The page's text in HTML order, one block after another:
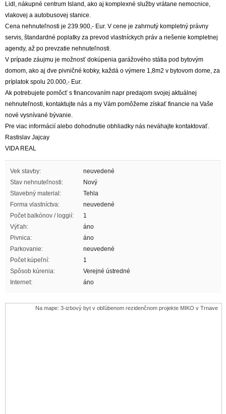
Lidl, nákupné centrum Island, ako aj komplexné služby vrátane nemocnice,
vlakovej a autobusovej stanice.
Cena nehnuteľnosti je 239.900,- Eur. V cene je zahrnutý kompletný právny
servis, štandardné poplatky za prevod vlastníckych práv a riešenie kompletnej
agendy, až po prevzatie nehnuteľnosti.
V prípade záujmu je možnosť dokúpenia garážového státia pod bytovým
domom, ako aj dve pivničné kobky, každá o výmere 1,8m2 v bytovom dome, za
príplatok spolu 20.000,- Eur.
Ak potrebujete pomôcť s financovaním napr predajom svojej aktuálnej
nehnuteľnosti, kontaktujte nás a my Vám pomôžeme získať financie na Vaše
nové vysnívané bývanie.
Pre viac informácií alebo dohodnutie obhliadky nás neváhajte kontaktovať.
Rastislav Jajcay
VIDA REAL
Vek stavby:
neuvedené
Stav nehnuteľnosti:
Nový
Stavebný material:
Tehla
Forma vlastníctva:
neuvedené
Počet balkónov / loggií:
1
Výťah:
áno
Pivnica:
áno
Parkovanie:
neuvedené
Počet kúpeľní:
1
Spôsob kúrenia:
Verejné ústredné
Internet:
áno
Na mape: 3-izbový byt v obľúbenom rezidenčnom projekte MIKO v Trnave